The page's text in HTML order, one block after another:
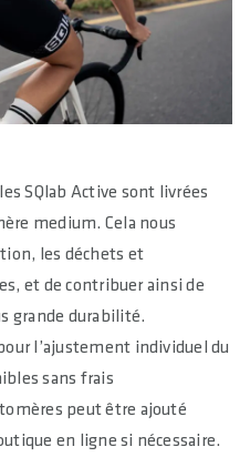
SQlab Active sont livrées
medium. Cela nous
les déchets et
et de contribuer ainsi de
grande durabilité.
l’ajustement individuel du
sans frais
peut être ajouté
en ligne si nécessaire.